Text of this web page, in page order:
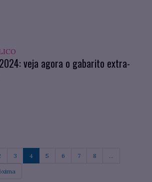
veja agora o gabarito extra-
3 4 5 6 7 8 ...